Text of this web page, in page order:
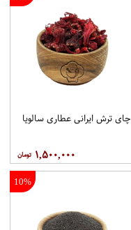
چای ترش ایرانی عطاری سالویا
۱,۵۰۰,۰۰۰
10%